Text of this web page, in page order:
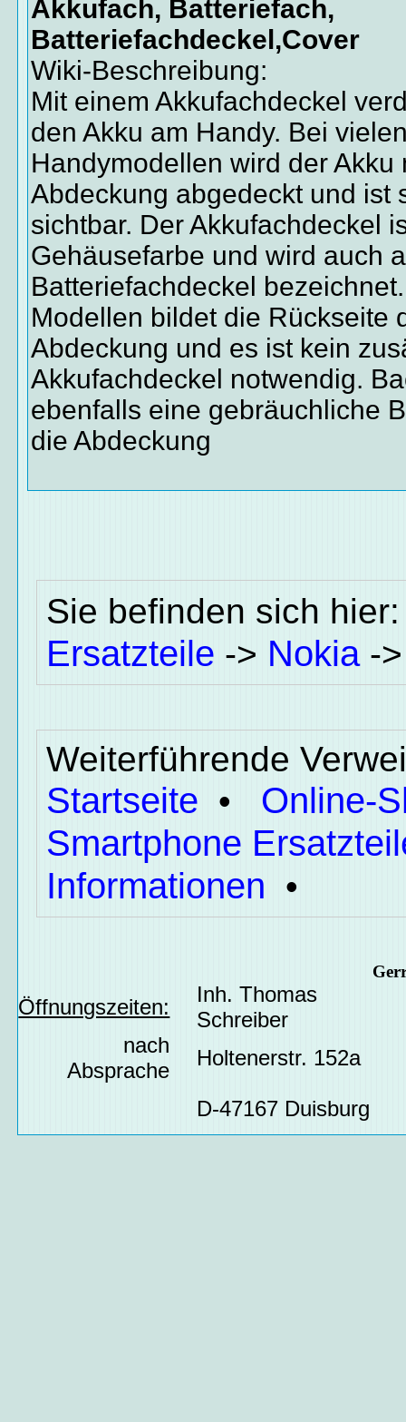
Akkufach, Batteriefach,
Batteriefachdeckel,Cover
Wiki-Beschreibung:
Mit einem Akkufachdeckel
den Akku am Handy. Bei
Handymodellen wird der Akku
Abdeckung abgedeckt und ist
sichtbar. Der Akkufachdeckel
Gehäusefarbe und wird auch
Batteriefachdeckel
Modellen bildet die Rückseite
Abdeckung und es ist kein
Akkufachdeckel notwendig.
ebenfalls eine gebräuchliche
die Abdeckung
Sie befinden sich
Ersatzteile -> Nokia-
Weiterführende
Startseite • Online-
Smartphone
Informationen •
Öffnungszeiten:
Inh. Thomas
Schreiber
nach
Absprache
Holtenerstr. 152a
D-47167 Duisburg